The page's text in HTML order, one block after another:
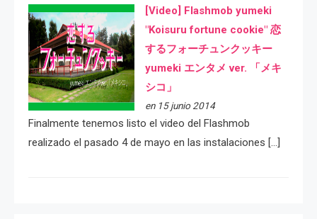
[Video] Flashmob yumeki
"Koisuru fortune cookie" 恋
するフォーチュンクッキー
yumeki エンタメ ver. 「メキ
シコ」
en 15 junio 2014
Finalmente tenemos listo el video del Flashmob
realizado el pasado 4 de mayo en las instalaciones […]